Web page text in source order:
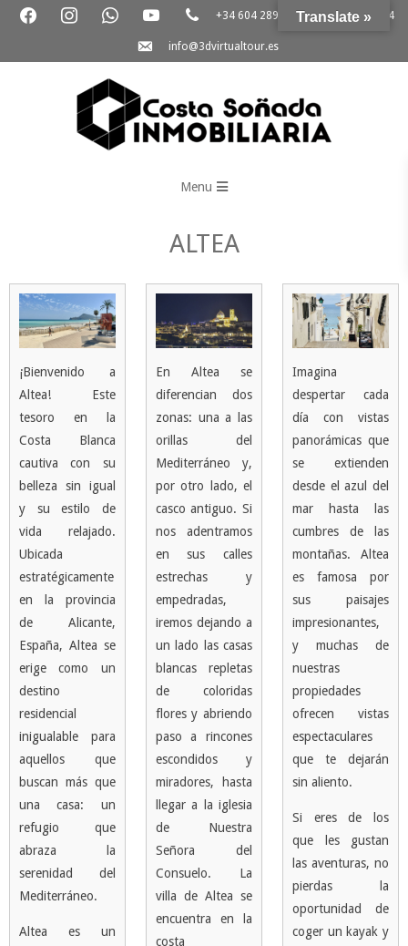
Skipfacebook instagramwhatsapp youtube phone
+34 604 289 264
+34 865 796 054
email-
alt
info@3dvirtualtour.es
Menu
ALTEA
¡Bienvenido a
Altea! Este
tesoro en la
Costa Blanca
cautiva con su
belleza sin igual
y su estilo de
vida relajado.
Ubicada
estratégicamente
en la provincia
de Alicante,
España, Altea se
erige como un
destino
residencial
inigualable para
aquellos que
buscan más que
una casa: un
refugio que
abraza la
serenidad del
Mediterráneo.
Altea es un
En Altea se
diferencian dos
zonas: una a las
orillas del
Mediterráneo y,
por otro lado, el
casco antiguo. Si
nos adentramos
en sus calles
estrechas y
empedradas,
iremos dejando a
un lado las casas
blancas repletas
de coloridas
flores y abriendo
paso a rincones
escondidos y
miradores, hasta
llegar a la iglesia
de Nuestra
Señora del
Consuelo. La
villa de Altea se
encuentra en la
costa
Imagina
despertar cada
día con vistas
panorámicas que
se extienden
desde el azul del
mar hasta las
cumbres de las
montañas. Altea
es famosa por
sus paisajes
impresionantes,
y muchas de
nuestras
propiedades
ofrecen vistas
espectaculares
que te dejarán
sin aliento.
Si eres de los
que les gustan
las aventuras, no
pierdas la
oportunidad de
coger un kayak y
Translate »